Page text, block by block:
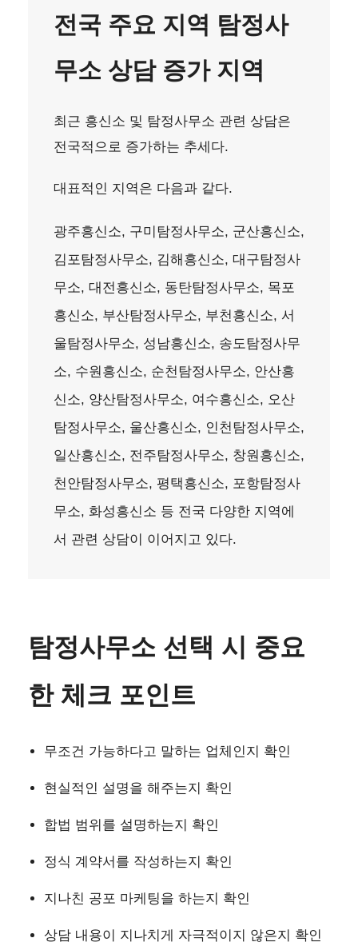
전국 주요 지역 탐정사
무소 상담 증가 지역
최근 흥신소 및 탐정사무소 관련 상담은
전국적으로 증가하는 추세다.
대표적인 지역은 다음과 같다.
광주흥신소, 구미탐정사무소, 군산흥신소,
김포탐정사무소, 김해흥신소, 대구탐정사
무소, 대전흥신소, 동탄탐정사무소, 목포
흥신소, 부산탐정사무소, 부천흥신소, 서
울탐정사무소, 성남흥신소, 송도탐정사무
소, 수원흥신소, 순천탐정사무소, 안산흥
신소, 양산탐정사무소, 여수흥신소, 오산
탐정사무소, 울산흥신소, 인천탐정사무소,
일산흥신소, 전주탐정사무소, 창원흥신소,
천안탐정사무소, 평택흥신소, 포항탐정사
무소, 화성흥신소 등 전국 다양한 지역에
서 관련 상담이 이어지고 있다.
탐정사무소 선택 시 중요
한 체크 포인트
무조건 가능하다고 말하는 업체인지 확인
현실적인 설명을 해주는지 확인
합법 범위를 설명하는지 확인
정식 계약서를 작성하는지 확인
지나친 공포 마케팅을 하는지 확인
상담 내용이 지나치게 자극적이지 않은지 확인